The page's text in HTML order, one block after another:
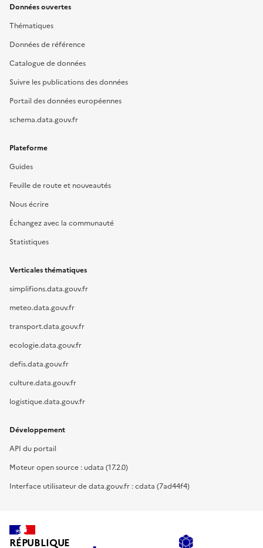
Données ouvertes
Thématiques
Données de référence
Catalogue de données
Suivre les publications des données
Portail des données européennes
schema.data.gouv.fr
Plateforme
Guides
Feuille de route et nouveautés
Nous écrire
Échangez avec la communauté
Statistiques
Verticales thématiques
simplifions.data.gouv.fr
meteo.data.gouv.fr
transport.data.gouv.fr
ecologie.data.gouv.fr
defis.data.gouv.fr
culture.data.gouv.fr
logistique.data.gouv.fr
Développement
API du portail
Moteur open source : udata (17.2.0)
Interface utilisateur de data.gouv.fr : cdata (7ad44f4)
RÉPUBLIQUE